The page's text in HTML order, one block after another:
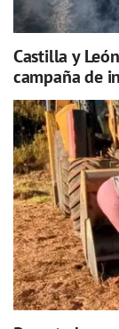
Castilla y
campaña de